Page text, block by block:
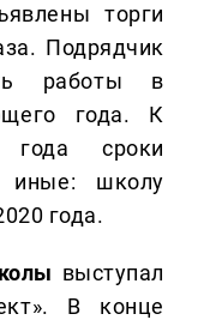
торги
Подрядчик
работы в
года. К
сроки
иные: школу
года.
выступал
В конце